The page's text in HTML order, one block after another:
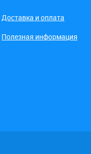
Доставка и оплата
Полезная информация